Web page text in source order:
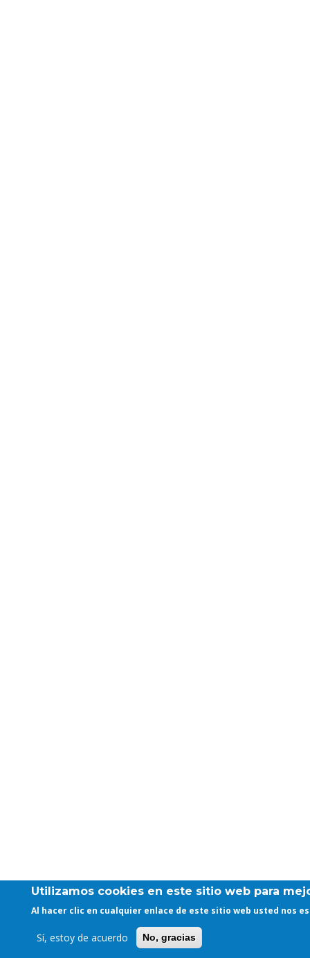
Utilizamos cookies en este sitio web para
Al hacer clic en cualquier enlace de este sitio web usted nos
Sí, estoy de acuerdo No, gracias